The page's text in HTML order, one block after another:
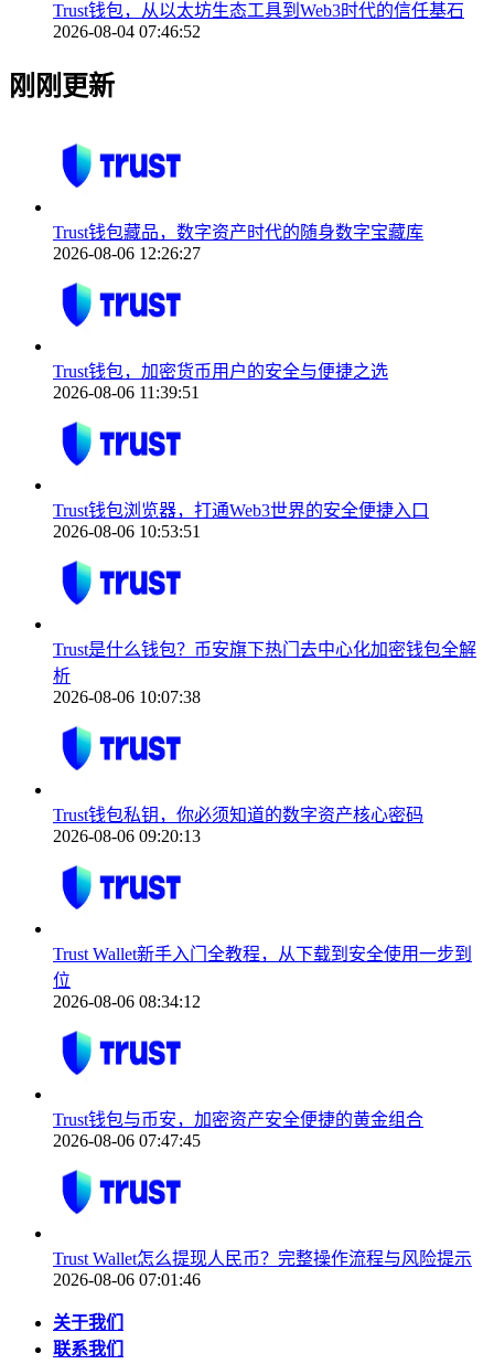
Trust钱包，从以太坊生态工具到Web3时代的信任基石
2026-08-04 07:46:52
刚刚更新
Trust钱包藏品，数字资产时代的随身数字宝藏库
2026-08-06 12:26:27
Trust钱包，加密货币用户的安全与便捷之选
2026-08-06 11:39:51
Trust钱包浏览器，打通Web3世界的安全便捷入口
2026-08-06 10:53:51
Trust是什么钱包？币安旗下热门去中心化加密钱包全解
析
2026-08-06 10:07:38
Trust钱包私钥，你必须知道的数字资产核心密码
2026-08-06 09:20:13
Trust Wallet新手入门全教程，从下载到安全使用一步到
位
2026-08-06 08:34:12
Trust钱包与币安，加密资产安全便捷的黄金组合
2026-08-06 07:47:45
Trust Wallet怎么提现人民币？完整操作流程与风险提示
2026-08-06 07:01:46
关于我们
联系我们